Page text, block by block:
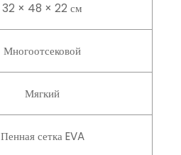
32 × 48 × 22 см
Многоотсековой
Мягкий
Пенная сетка EVA